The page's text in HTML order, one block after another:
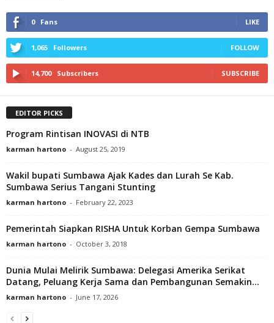
0 Fans LIKE
1,065 Followers FOLLOW
14,700 Subscribers SUBSCRIBE
EDITOR PICKS
Program Rintisan INOVASI di NTB
karman hartono - August 25, 2019
Wakil bupati Sumbawa Ajak Kades dan Lurah Se Kab.
Sumbawa Serius Tangani Stunting
karman hartono - February 22, 2023
Pemerintah Siapkan RISHA Untuk Korban Gempa Sumbawa
karman hartono - October 3, 2018
Dunia Mulai Melirik Sumbawa: Delegasi Amerika Serikat
Datang, Peluang Kerja Sama dan Pembangunan Semakin...
karman hartono - June 17, 2026